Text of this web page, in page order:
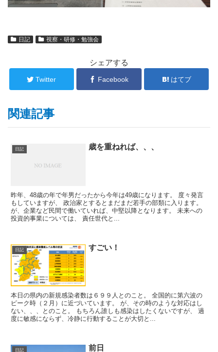
日記 視察・研修・勉強会
シェアする
Twitter Facebook はてブ
関連記事
日記 歳を重ねれば、、、
昨年、48歳の年で年男だったから今年は49歳になります。 度々発言
もしていますが、 政治家とするとまだまだ若手の部類に入ります。
が、企業など民間で働いていれば、中堅以降となります。 未来への
投資的事業については、 責任世代と...
日記 すごい！
本日の県内の新規感染者数は６９９人とのこと。 全国的に第六波の
ピーク時（２月）に近づいています。 が、その時のような対応はし
ない、、、とのこと。 もちろん誰しも感染はしたくないですが、 過
度に敏感にならず、冷静に行動することが大切と...
日記 前日